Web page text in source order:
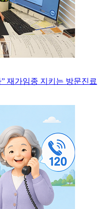
재가임종 지키는 방문진료